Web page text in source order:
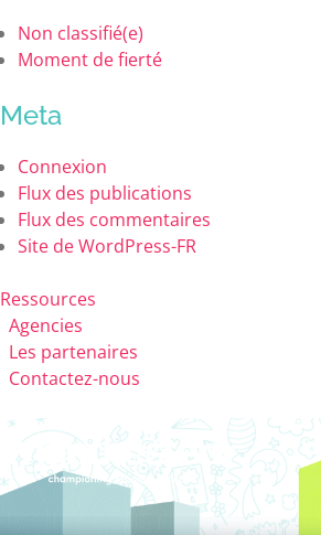
Non classifié(e)
Moment de fierté
Meta
Connexion
Flux des publications
Flux des commentaires
Site de WordPress-FR
Ressources
Agencies
Les partenaires
Contactez-nous